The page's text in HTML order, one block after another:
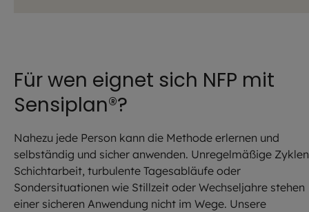
Für wen eignet sich NFP mit
Sensiplan®?
Nahezu jede Person kann die Methode erlernen und
selbständig und sicher anwenden. Unregelmäßige
Schichtarbeit, turbulente Tagesabläufe oder
Sondersituationen wie Stillzeit oder Wechseljahre stehen
einer sicheren Anwendung nicht im Wege. Unsere